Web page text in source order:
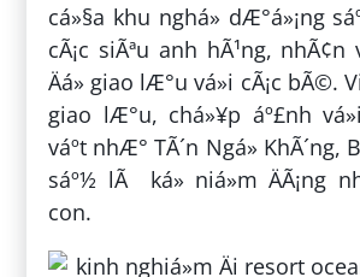
cá»§a khu nghá» dÆ°á»¡ng
cÃ¡c siÃªu anh hÃ¹ng, nhÃ¢n
Äá» giao lÆ°u vá»i cÃ¡c bÃ©.
giao lÆ°u, chá»¥p áº£nh
váº­t nhÆ° TÃ´n Ngá» KhÃ´ng,
sáº½ lÃ ká» niá»m ÄÃ¡ng
con.